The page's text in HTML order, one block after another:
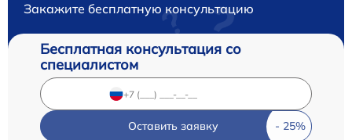
Закажите бесплатную консультацию
Бесплатная консультация со
специалистом
Оставить заявку